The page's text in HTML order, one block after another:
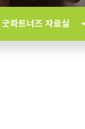
굿파트너즈 자료실